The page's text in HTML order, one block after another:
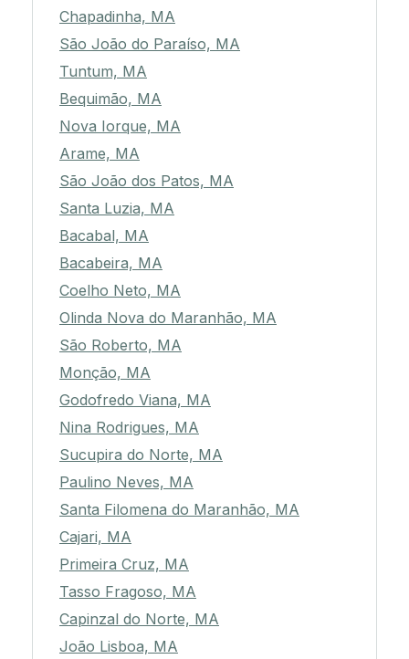
Chapadinha, MA
São João do Paraíso, MA
Tuntum, MA
Bequimão, MA
Nova Iorque, MA
Arame, MA
São João dos Patos, MA
Santa Luzia, MA
Bacabal, MA
Bacabeira, MA
Coelho Neto, MA
Olinda Nova do Maranhão, MA
São Roberto, MA
Monção, MA
Godofredo Viana, MA
Nina Rodrigues, MA
Sucupira do Norte, MA
Paulino Neves, MA
Santa Filomena do Maranhão, MA
Cajari, MA
Primeira Cruz, MA
Tasso Fragoso, MA
Capinzal do Norte, MA
João Lisboa, MA